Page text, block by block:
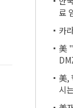
료
카
美
美,
시